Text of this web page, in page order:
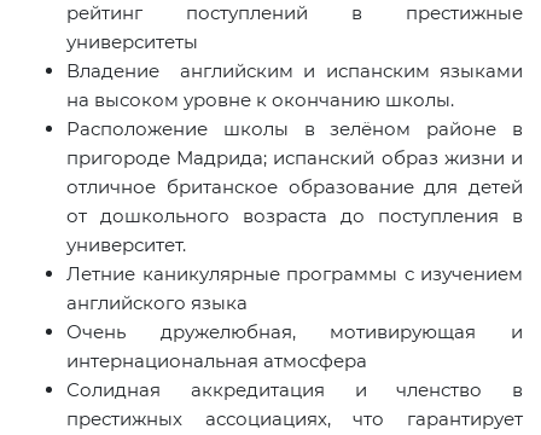
рейтинг поступлений в престижные
университеты
Владение английским и испанским языками
на высоком уровне к окончанию школы.
Расположение школы в зелёном районе в
пригороде Мадрида; испанский образ жизни и
отличное британское образование для детей
от дошкольного возраста до поступления в
университет.
Летние каникулярные программы с изучением
английского языка
Очень дружелюбная, мотивирующая и
интернациональная атмосфера
Солидная аккредитация и членство в
престижных ассоциациях, что гарантирует